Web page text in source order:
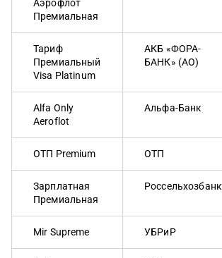
Аэрофлот
Премиальная
Тариф
Премиальный
Visa Platinum
АКБ «ФОРА-
БАНК» (АО)
Alfa Only
Aeroflot
Альфа-Банк
ОТП Premium ОТП
Зарплатная
Премиальная
Россельхозбанк
Mir Supreme УБРиР